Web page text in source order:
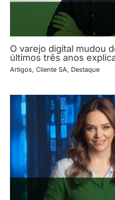
O varejo digital mudou
últimos três anos
Artigos, Cliente SA, Destaque